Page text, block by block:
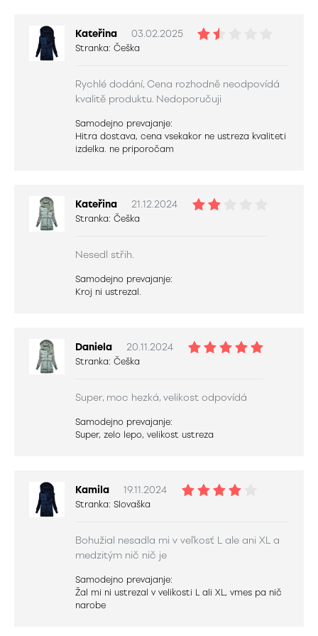
Kateřina 03.02.2025
Stranka: Češka
Rychlé dodání, Cena rozhodně neodpovídá
kvalitě produktu. Nedoporučuji
Samodejno prevajanje:
Hitra dostava, cena vsekakor ne ustreza kvaliteti
izdelka. ne priporočam
Kateřina 21.12.2024
Stranka: Češka
Nesedl střih.
Samodejno prevajanje:
Kroj ni ustrezal.
Daniela 20.11.2024
Stranka: Češka
Super, moc hezká, velikost odpovídá
Samodejno prevajanje:
Super, zelo lepo, velikost ustreza
Kamila 19.11.2024
Stranka: Slovaška
Bohužial nesadla mi v veľkosť L ale ani XL a
medzitým nič nič je
Samodejno prevajanje:
Žal mi ni ustrezal v velikosti L ali XL, vmes pa nič
narobe